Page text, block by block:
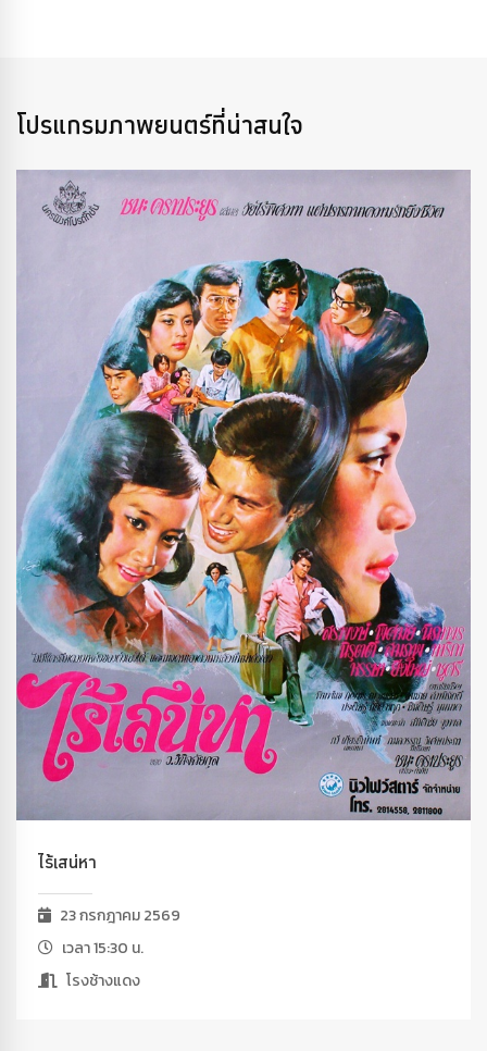
โปรแกรมภาพยนตร์ที่น่าสนใจ
ไร้เสน่หา
23 กรกฎาคม 2569
เวลา 15:30 น.
โรงช้างแดง